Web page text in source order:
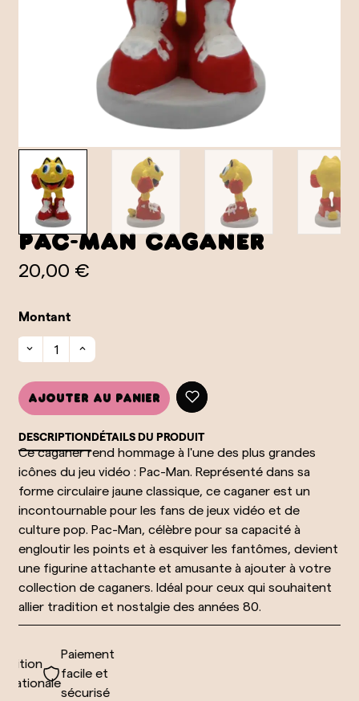
Pac-man caganer
20,00 €
Montant
Ajouter au panier
DESCRIPTIONDÉTAILS DU PRODUIT
Ce caganer rend hommage à l'une des plus grandes
icônes du jeu vidéo : Pac-Man. Représenté dans sa
forme circulaire jaune classique, ce caganer est un
incontournable pour les fans de jeux vidéo et de
culture pop. Pac-Man, célèbre pour sa capacité à
engloutir les points et à esquiver les fantômes, devient
une figurine attachante et amusante à ajouter à votre
collection de caganers. Idéal pour ceux qui souhaitent
allier tradition et nostalgie des années 80.
Paiement
facile et
sécurisé